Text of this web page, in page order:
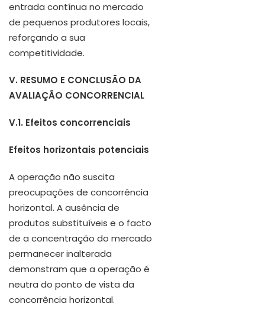
entrada contínua no mercado
de pequenos produtores locais,
reforçando a sua
competitividade.
V. RESUMO E CONCLUSÃO DA
AVALIAÇÃO CONCORRENCIAL
V.1. Efeitos concorrenciais
Efeitos horizontais potenciais
A operação não suscita
preocupações de concorrência
horizontal. A ausência de
produtos substituíveis e o facto
de a concentração do mercado
permanecer inalterada
demonstram que a operação é
neutra do ponto de vista da
concorrência horizontal.